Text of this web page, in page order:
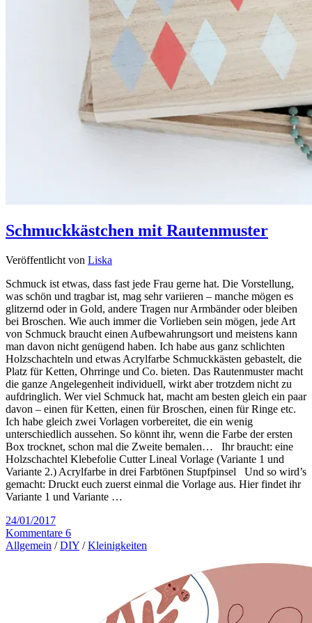
Schmuckkästchen mit Rautenmuster
Veröffentlicht von Liska
Schmuck ist etwas, dass fast jede Frau gerne hat. Die Vorstellung,
was schön und tragbar ist, mag sehr variieren – manche mögen es
glitzernd oder in Gold, andere Tragen nur Armbänder oder bleiben
bei Broschen. Wie auch immer die Vorlieben sein mögen, jede Art
von Schmuck braucht einen Aufbewahrungsort und meistens kann
man davon nicht genügend haben. Ich habe aus ganz schlichten
Holzschachteln und etwas Acrylfarbe Schmuckkästen gebastelt, die
Platz für Ketten, Ohrringe und Co. bieten. Das Rautenmuster macht
die ganze Angelegenheit individuell, wirkt aber trotzdem nicht zu
aufdringlich. Wer viel Schmuck hat, macht am besten gleich ein paar
davon – einen für Ketten, einen für Broschen, einen für Ringe etc.
Ich habe gleich zwei Vorlagen vorbereitet, die ein wenig
unterschiedlich aussehen. So könnt ihr, wenn die Farbe der ersten
Box trocknet, schon mal die Zweite bemalen… Ihr braucht: eine
Holzschachtel Klebefolie Cutter Lineal Vorlage (Variante 1 und
Variante 2.) Acrylfarbe in drei Farbtönen Stupfpinsel Und so wird’s
gemacht: Druckt euch zuerst einmal die Vorlage aus. Hier findet ihr
Variante 1 und Variante …
24/01/2017
Kommentare 6
Allgemein /DIY /Kleinigkeiten